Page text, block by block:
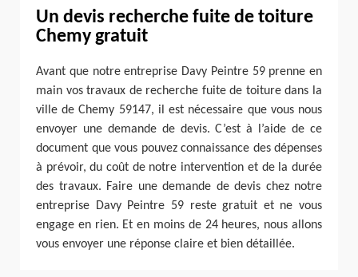
Un devis recherche fuite de toiture
Chemy gratuit
Avant que notre entreprise Davy Peintre 59 prenne en
main vos travaux de recherche fuite de toiture dans la
ville de Chemy 59147, il est nécessaire que vous nous
envoyer une demande de devis. C’est à l’aide de ce
document que vous pouvez connaissance des dépenses
à prévoir, du coût de notre intervention et de la durée
des travaux. Faire une demande de devis chez notre
entreprise Davy Peintre 59 reste gratuit et ne vous
engage en rien. Et en moins de 24 heures, nous allons
vous envoyer une réponse claire et bien détaillée.